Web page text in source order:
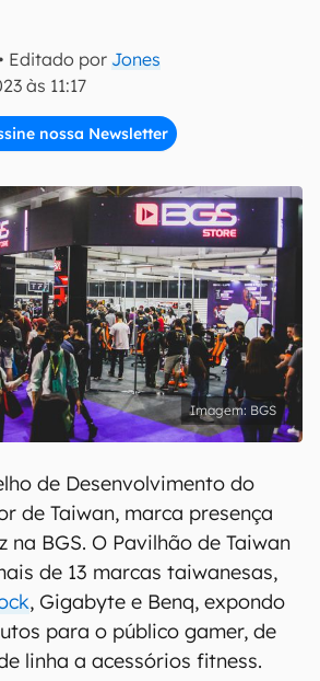
• Editado por Jones
às 11:17
nossa Newsletter
inscreva-se
aceito e concordo com os Termos de
Privacidade do Canaltech.
BGS
de Desenvolvimento do
de Taiwan, marca presença
na BGS. O Pavilhão de Taiwan
de 13 marcas taiwanesas,
, Gigabyte e Benq, expondo
para o público gamer, de
linha a acessórios fitness.